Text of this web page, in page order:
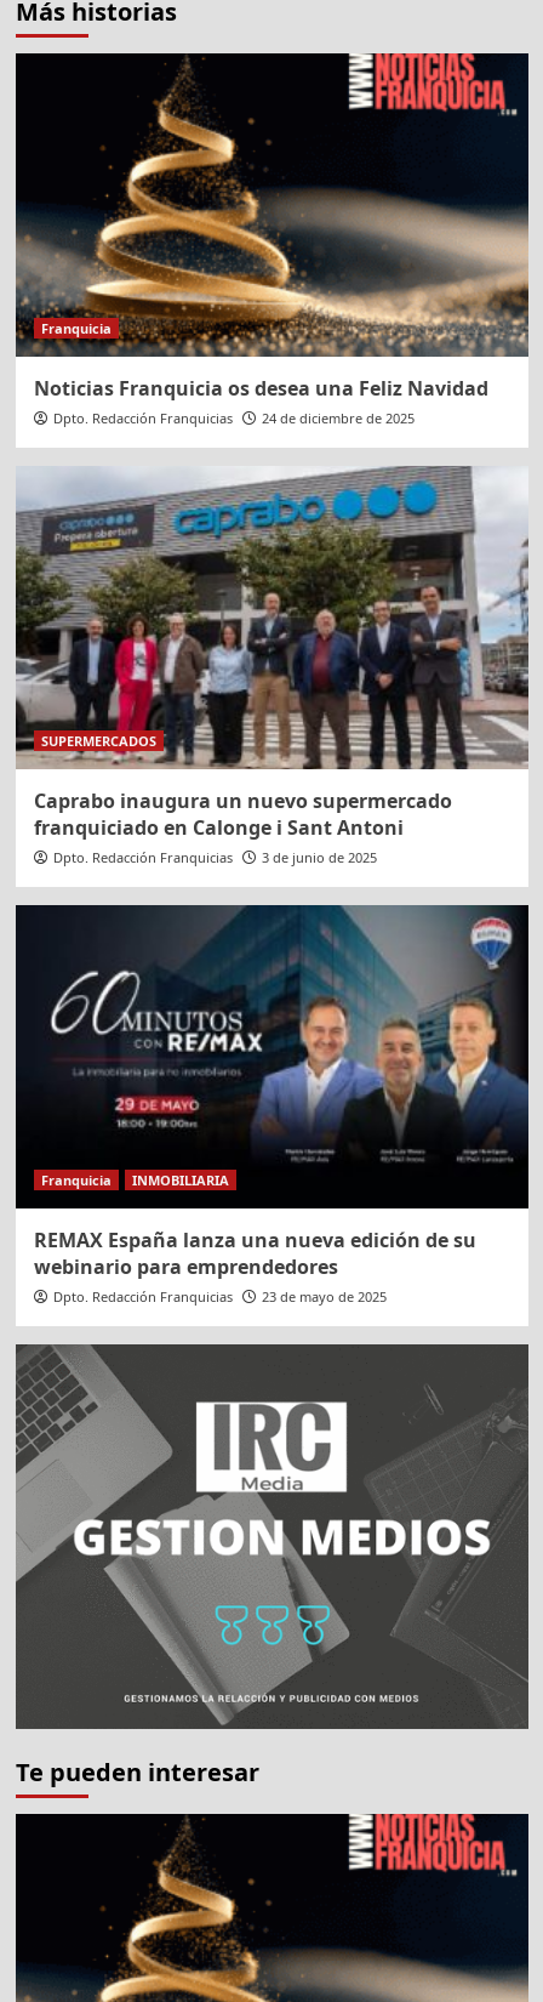
Más historias
Franquicia
Noticias Franquicia os desea una Feliz Navidad
Dpto. Redacción Franquicias 24 de diciembre de 2025
SUPERMERCADOS
Caprabo inaugura un nuevo supermercado
franquiciado en Calonge i Sant Antoni
Dpto. Redacción Franquicias 3 de junio de 2025
Franquicia INMOBILIARIA
REMAX España lanza una nueva edición de su
webinario para emprendedores
Dpto. Redacción Franquicias 23 de mayo de 2025
Te pueden interesar